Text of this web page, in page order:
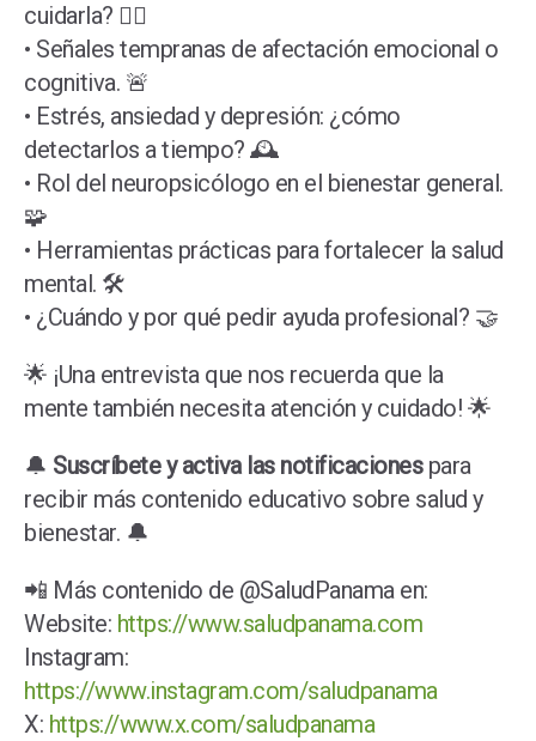
cuidarla? 🧘‍♀️
• Señales tempranas de afectación emocional o
cognitiva. 🚨
• Estrés, ansiedad y depresión: ¿cómo
detectarlos a tiempo? 🕰️
• Rol del neuropsicólogo en el bienestar general.
🧩
• Herramientas prácticas para fortalecer la salud
mental. 🛠️
• ¿Cuándo y por qué pedir ayuda profesional? 🤝
🌟 ¡Una entrevista que nos recuerda que la
mente también necesita atención y cuidado! 🌟
🔔 Suscríbete y activa las notificacionespara
recibir más contenido educativo sobre salud y
bienestar. 🔔
📲 Más contenido de @SaludPanama en:
Website: https://www.saludpanama.com
Instagram:
https://www.instagram.com/saludpanama
X: https://www.x.com/saludpanama